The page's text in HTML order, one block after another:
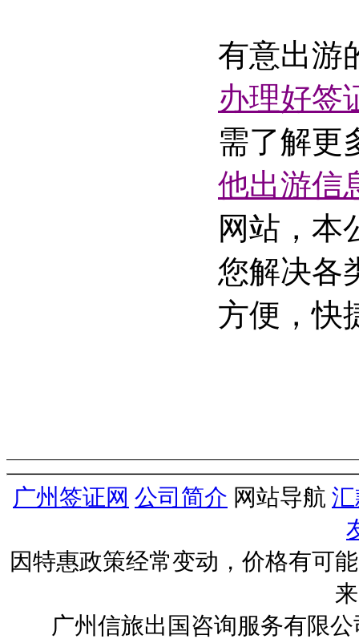
有意出游
办理好签
需了解更
他出游信
网站，本
您解决各
方便，快
广州签证网 公司简介 网站导航
因特惠政策经常变动，价格有可
广州信旅出国咨询服务有限